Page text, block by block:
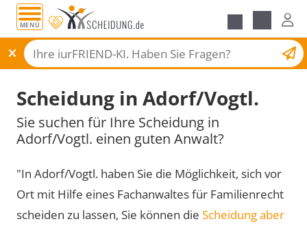
MENÜ
Scheidungsantrag
Scheidung in Adorf/Vogtl.
Sie suchen für Ihre Scheidung in
Adorf/Vogtl. einen guten Anwalt?
"In Adorf/Vogtl. haben Sie die Möglichkeit, sich vor
Ort mit Hilfe eines Fachanwaltes für Familienrecht
scheiden zu lassen, Sie können die Scheidung aber